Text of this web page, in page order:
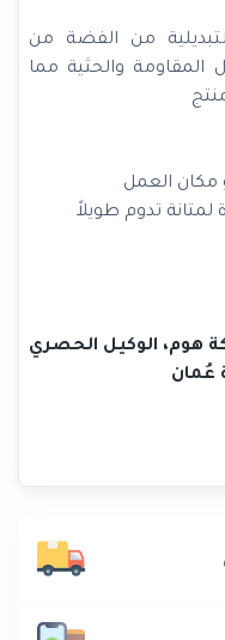
من الفضة من
المقاومة والحثية مما
مكان العمل
تدوم طويلاً
هوم، الوكيل الحصري
عُمان